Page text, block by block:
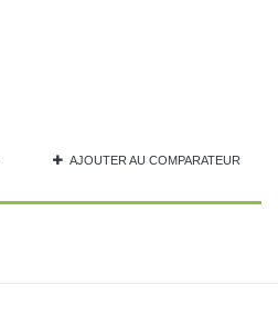
AJOUTER AU COMPARATEUR